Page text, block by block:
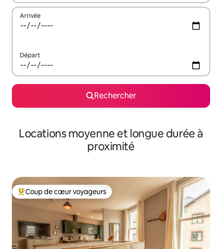
Arrivée
Départ
Rechercher
Locations moyenne et longue durée à
proximité
Coups de cœur voyageurs les plus appréciés
Coup de cœur voyageurs